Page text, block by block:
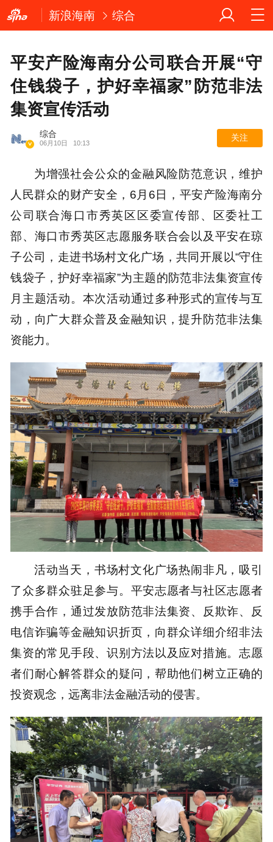
新浪海南 综合
平安产险海南分公司联合开展“守
住钱袋子，护好幸福家”防范非法
集资宣传活动
综合
06月10日 10:13
关注
为增强社会公众的金融风险防范意识，维护
人民群众的财产安全，6月6日，平安产险海南分
公司联合海口市秀英区区委宣传部、区委社工
部、海口市秀英区志愿服务联合会以及平安在琼
子公司，走进书场村文化广场，共同开展以“守住
钱袋子，护好幸福家”为主题的防范非法集资宣传
月主题活动。本次活动通过多种形式的宣传与互
动，向广大群众普及金融知识，提升防范非法集
资能力。
活动当天，书场村文化广场热闹非凡，吸引
了众多群众驻足参与。平安志愿者与社区志愿者
携手合作，通过发放防范非法集资、反欺诈、反
电信诈骗等金融知识折页，向群众详细介绍非法
集资的常见手段、识别方法以及应对措施。志愿
者们耐心解答群众的疑问，帮助他们树立正确的
投资观念，远离非法金融活动的侵害。